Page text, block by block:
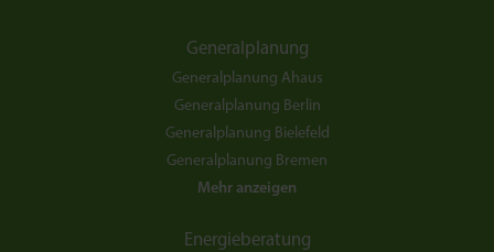
Generalplanung
Generalplanung Ahaus
Generalplanung Berlin
Generalplanung Bielefeld
Generalplanung Bremen
Mehr anzeigen
Energieberatung